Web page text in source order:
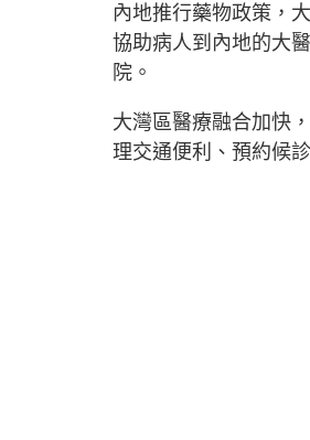
內地推行藥物政策，
協助病人到內地的大
院。
大灣區醫療融合加快
理交通便利、預約候